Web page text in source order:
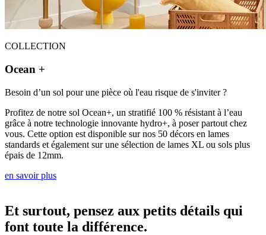
COLLECTION
Ocean +
Besoin d’un sol pour une pièce où l'eau risque de s'inviter ?
Profitez de notre sol Ocean+, un stratifié 100 % résistant à l’eau
grâce à notre technologie innovante hydro+, à poser partout chez
vous. Cette option est disponible sur nos 50 décors en lames
standards et également sur une sélection de lames XL ou sols plus
épais de 12mm.
en savoir plus
Et surtout, pensez aux petits détails qui
font toute la différence.